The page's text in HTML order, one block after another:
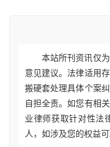
本站所刊资讯仅
意见建议。法律适用
搬硬套处理具体个案
自担全责。如您有相
业律师获取针对性法
人，如涉及您的权益可